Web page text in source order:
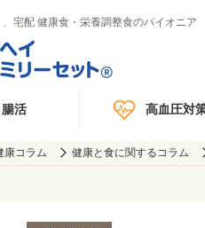
宅配 健康食・栄養調整食のパイオニア
腸活 高血圧対
康コラム 健康と食に関するコラム